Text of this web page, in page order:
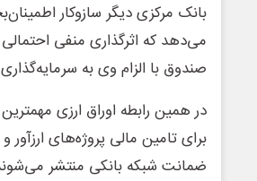
بانک مرکزی دیگر سازوکار
می‌دهد که اثرگذاری منفی
صندوق با الزام وی به
در همین رابطه اوراق ارزی
برای تامین مالی پروژه‌های
ضمانت شبکه بانکی منتشر می‌شوند